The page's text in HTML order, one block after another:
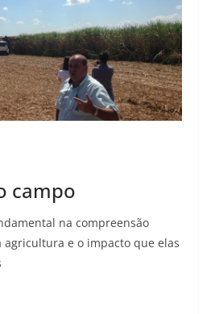
campo
na compreensão
agricultura e o impacto que elas